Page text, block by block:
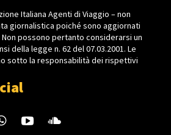
Italiana Agenti di Viaggio – non
giornalistica poiché sono aggiornati
possono pertanto considerarsi un
della legge n. 62 del 07.03.2001. Le
sotto la responsabilità dei rispettivi